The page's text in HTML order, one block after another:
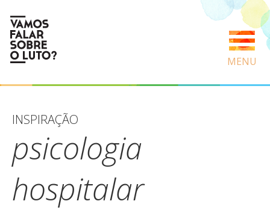
MENU
INSPIRAÇÃO
psicologia
hospitalar